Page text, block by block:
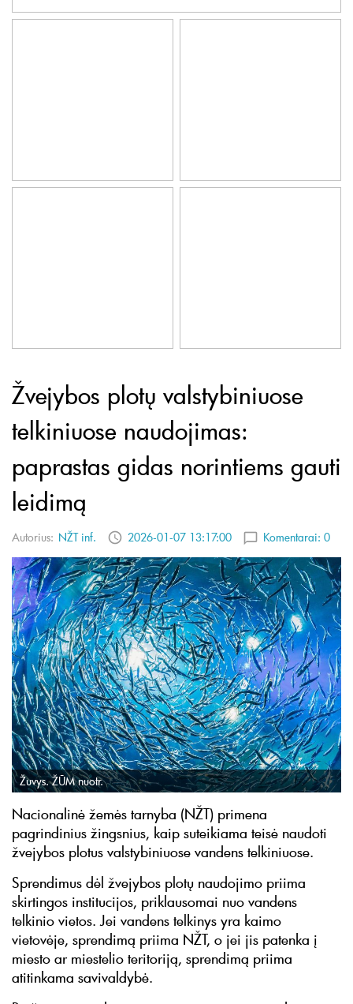
Žvejybos plotų valstybiniuose
telkiniuose naudojimas:
paprastas gidas norintiems gauti
leidimą
Autorius: NŽT inf. 2026-01-07 13:17:00 Komentarai: 0
Žuvys. ŽŪM nuotr.
Nacionalinė žemės tarnyba (NŽT) primena
pagrindinius žingsnius, kaip suteikiama teisė naudoti
žvejybos plotus valstybiniuose vandens telkiniuose.
Sprendimus dėl žvejybos plotų naudojimo priima
skirtingos institucijos, priklausomai nuo vandens
telkinio vietos. Jei vandens telkinys yra kaimo
vietovėje, sprendimą priima NŽT, o jei jis patenka į
miesto ar miestelio teritoriją, sprendimą priima
atitinkama savivaldybė.